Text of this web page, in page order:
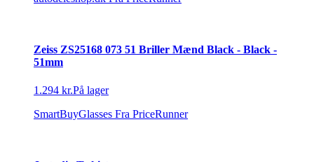
ALEXANDER MCQUEEN AMQ4183WCX
572 kr.På lager
Netlager Fra PriceRunner